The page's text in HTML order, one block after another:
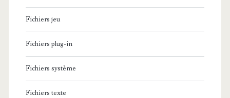
Fichiers jeu
Fichiers plug-in
Fichiers système
Fichiers texte